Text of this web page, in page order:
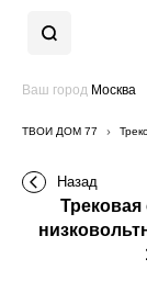
Ваш город Москва
ТВОЙ ДОМ 77
Назад